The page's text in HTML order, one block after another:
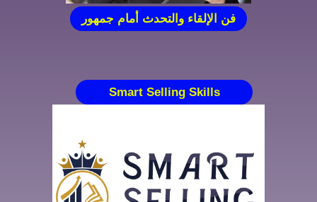
فن الإلقاء والتحدث أمام جمهور
Smart Selling Skills